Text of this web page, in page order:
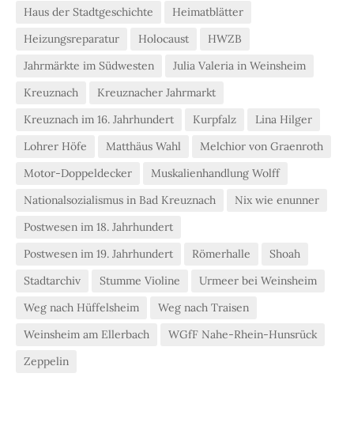
Haus der Stadtgeschichte
Heimatblätter
Heizungsreparatur
Holocaust
HWZB
Jahrmärkte im Südwesten
Julia Valeria in Weinsheim
Kreuznach
Kreuznacher Jahrmarkt
Kreuznach im 16. Jahrhundert
Kurpfalz
Lina Hilger
Lohrer Höfe
Matthäus Wahl
Melchior von Graenroth
Motor-Doppeldecker
Muskalienhandlung Wolff
Nationalsozialismus in Bad Kreuznach
Nix wie enunner
Postwesen im 18. Jahrhundert
Postwesen im 19. Jahrhundert
Römerhalle
Shoah
Stadtarchiv
Stumme Violine
Urmeer bei Weinsheim
Weg nach Hüffelsheim
Weg nach Traisen
Weinsheim am Ellerbach
WGfF Nahe-Rhein-Hunsrück
Zeppelin